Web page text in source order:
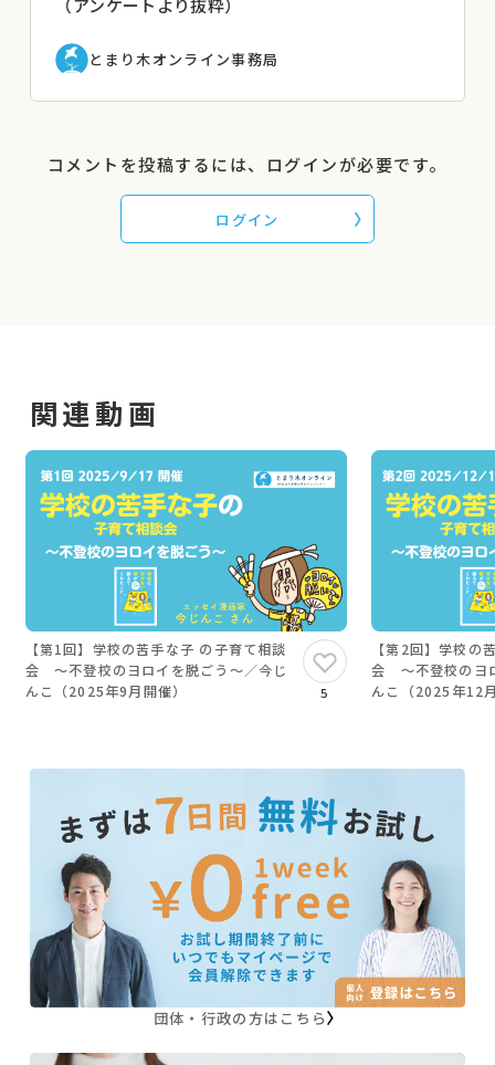
（アンケートより抜粋）
とまり木オンライン事務局
コメントを投稿するには、ログインが必要です。
ログイン
関連動画
【第1回】学校の苦手な子 の子育て相談
会 〜不登校のヨロイを脱ごう〜／今じ
んこ（2025年9月開催）
5
【第2回】学校の
会 〜不登校のヨ
んこ（2025年12
団体・行政の方はこちら